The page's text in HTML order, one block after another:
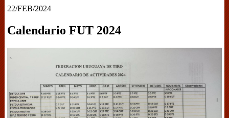
22/FEB/2024
Calendario FUT 2024